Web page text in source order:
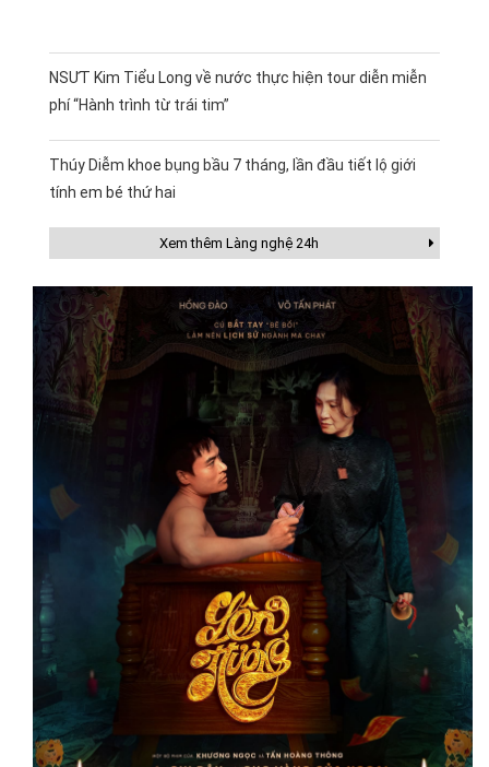
NSƯT Kim Tiểu Long về nước thực hiện tour diễn miễn
phí “Hành trình từ trái tim”
Thúy Diễm khoe bụng bầu 7 tháng, lần đầu tiết lộ giới
tính em bé thứ hai
Xem thêm Làng nghệ 24h